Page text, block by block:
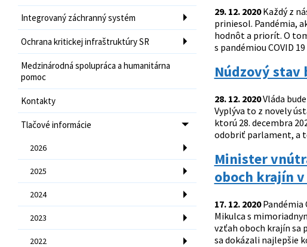
Integrovaný záchranný systém
Ochrana kritickej infraštruktúry SR
Medzinárodná spolupráca a humanitárna
pomoc
Kontakty
Tlačové informácie
2026
2025
2024
2023
2022
29. 12. 2020Každý z
priniesol. Pandémia,
hodnôt a priorít. O
s pandémiou COVID
Núdzový stav
28. 12. 2020Vláda
Vyplýva to z novely
ktorú 28. decembra
odobriť parlament, a
Minister
oboch krajín
17. 12. 2020Pandémia
Mikulca s
vzťah oboch krajín sa
sa dokázali najlepšie